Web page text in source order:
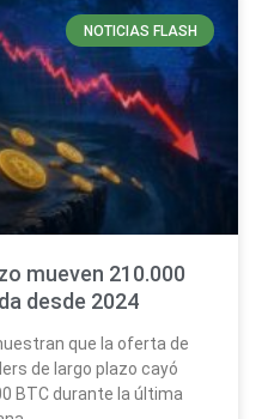
NOTICIAS FLASH
mueven 210.000
desde 2024
que la oferta de
de largo plazo cayó
BTC durante la última